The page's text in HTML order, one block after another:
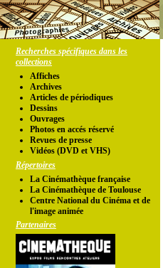
Recherches spécifiques dans les
collections
Affiches
Archives
Articles de périodiques
Dessins
Ouvrages
Photos en accés réservé
Revues de presse
Vidéos (DVD et VHS)
Répertoires
La Cinémathèque française
La Cinémathèque de Toulouse
Centre National du Cinéma et de
l'image animée
Partenaires